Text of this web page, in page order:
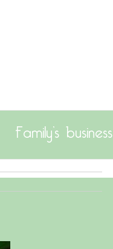
Family’s business